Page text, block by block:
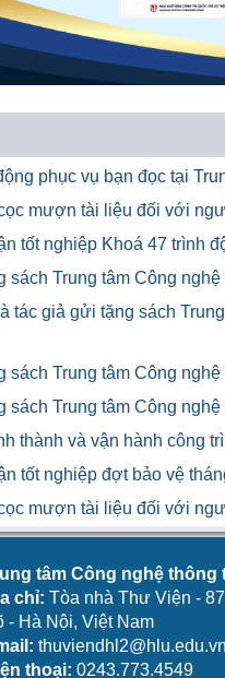
phục vụ bạn đọc tại
mượn tài liệu đối với
tốt nghiệp Khoá 47 trình
Trung tâm Công
tác giả gửi tặng sách
Trung tâm Công
Trung tâm Công
thành và vận hành công
tốt nghiệp đợt bảo vệ
mượn tài liệu đối với
tâm Công nghệ
chỉ: Tòa nhà Thư Viện -
- Hà Nội, Việt Nam
thuviendhl2@hlu.edu.vn
thoại: 0243.773.4549